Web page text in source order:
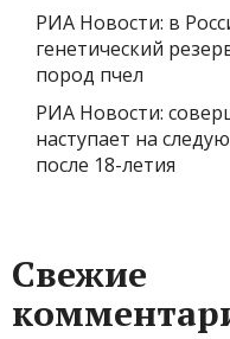
РИА Новости: в
генетический
пород пчел
РИА Новости:
наступает на
после 18-летия
Свежие